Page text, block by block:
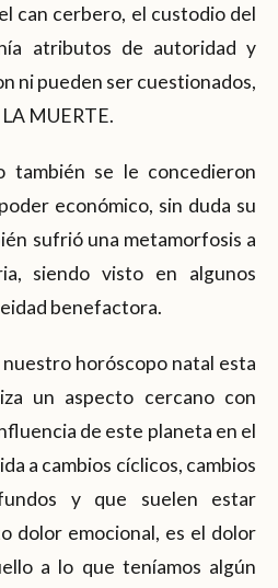
can cerbero, el custodio del
atributos de autoridad y
ni pueden ser cuestionados,
MUERTE.
se le concedieron
económico, sin duda su
sufrió una metamorfosis a
siendo visto en algunos
benefactora.
horóscopo natal esta
un aspecto cercano con
de este planeta en el
a cambios cíclicos, cambios
y que suelen estar
dolor emocional, es el dolor
a lo que teníamos algún